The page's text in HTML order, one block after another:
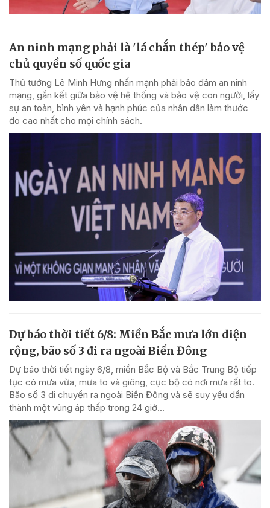
An ninh mạng phải là 'lá chắn thép' bảo vệ
chủ quyền số quốc gia
Thủ tướng Lê Minh Hưng nhấn mạnh phải bảo đảm an ninh
mạng, gắn kết giữa bảo vệ hệ thống và bảo vệ con người, lấy
sự an toàn, bình yên và hạnh phúc của nhân dân làm thước
đo cao nhất cho mọi chính sách.
Dự báo thời tiết 6/8: Miền Bắc mưa lớn diện
rộng, bão số 3 đi ra ngoài Biển Đông
Dự báo thời tiết ngày 6/8, miền Bắc Bộ và Bắc Trung Bộ tiếp
tục có mưa vừa, mưa to và giông, cục bộ có nơi mưa rất to.
Bão số 3 di chuyển ra ngoài Biển Đông và sẽ suy yếu dần
thành một vùng áp thấp trong 24 giờ...